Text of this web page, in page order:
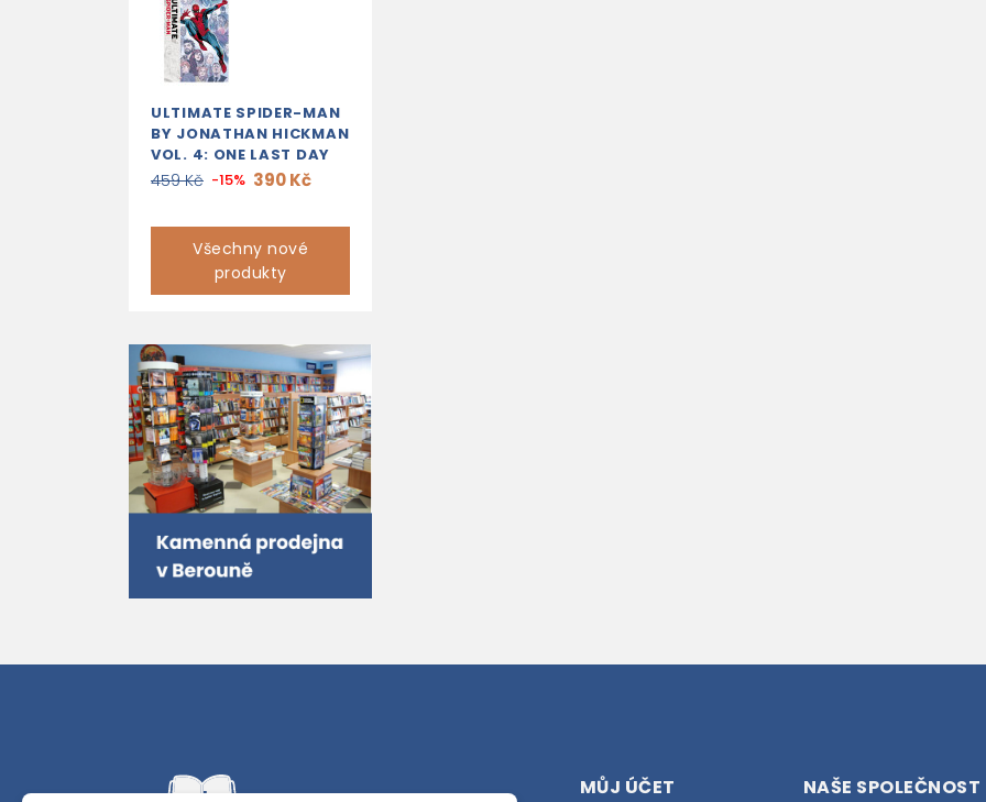
ULTIMATE SPIDER-MAN
BY JONATHAN HICKMAN
VOL. 4: ONE LAST DAY
459 Kč -15% 390 Kč
Všechny nové
produkty
MŮJ ÚČET NAŠE SPOLEČNOST